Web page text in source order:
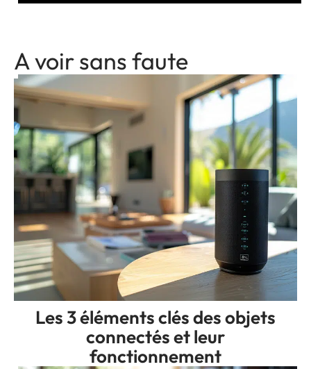
A voir sans faute
Les 3 éléments clés des objets
connectés et leur
fonctionnement